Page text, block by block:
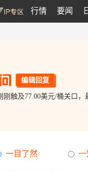
行情 要闻
触及77.00美元/桶关口，
编辑回复
一目了然 一